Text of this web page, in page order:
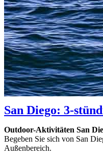
San Diego: 3-
Outdoor-Aktivitäten San
Begeben Sie sich von San
Außenbereich.